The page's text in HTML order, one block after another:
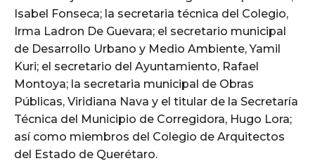
Isabel Fonseca; la secretaria técnica del Colegio,
Irma Ladron De Guevara; el secretario municipal
de Desarrollo Urbano y Medio Ambiente, Yamil
Kuri; el secretario del Ayuntamiento, Rafael
Montoya; la secretaria municipal de Obras
Públicas, Viridiana Nava y el titular de la Secretaría
Técnica del Municipio de Corregidora, Hugo Lora;
así como miembros del Colegio de Arquitectos
del Estado de Querétaro.